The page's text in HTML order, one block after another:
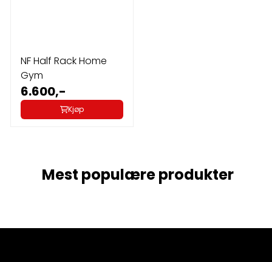
NF Half Rack Home
Gym
6.600,-
Kjøp
Mest populære produkter